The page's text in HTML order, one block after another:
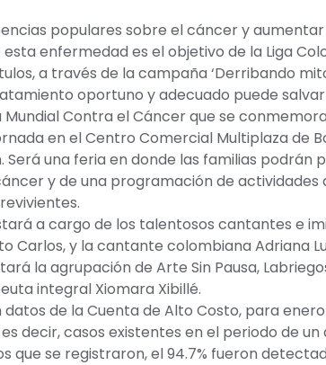
populares sobre el cáncer y
enfermedad es el objetivo de la Liga
a través de la campaña ‘Derribando
oportuno y adecuado puede salvar
Mundial Contra el Cáncer que se
en el Centro Comercial Multiplaza de
Será una feria en donde las familias
y de una programación de actividades
a cargo de los talentosos cantantes e
Carlos, y la cantante colombiana Adriana
la agrupación de Arte Sin Pausa,
integral Xiomara Xibillé.
datos de la Cuenta de Alto Costo, para
decir, casos existentes en el periodo de un
que se registraron, el 94.7% fueron